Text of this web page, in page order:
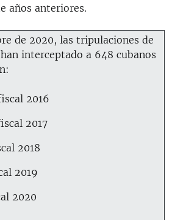
años anteriores.
de 2020, las tripulaciones de
interceptado a 648 cubanos
2016
2017
2018
2019
2020